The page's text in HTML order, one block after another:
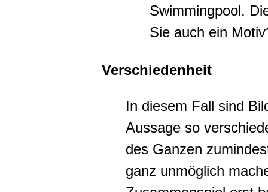
Swimmingpool.
Sie auch ein
Verschiedenheit
In diesem Fall sind
Aussage so
des Ganzen
ganz unmöglich